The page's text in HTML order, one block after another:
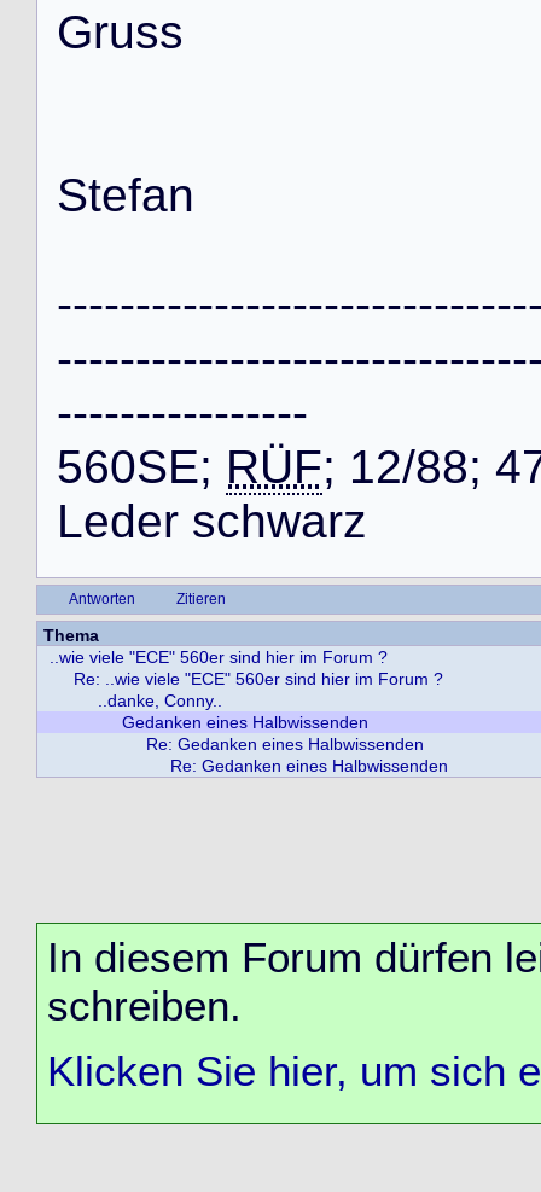
Gruss
Stefan
------------------------------
------------------------------
----------------
560SE; RÜF; 12/88; 4
Leder schwarz
Antworten Zitieren
Thema
..wie viele "ECE" 560er sind hier im Forum ?
Re: ..wie viele "ECE" 560er sind hier im Forum ?
..danke, Conny..
Gedanken eines Halbwissenden
Re: Gedanken eines Halbwissenden
Re: Gedanken eines Halbwissenden
In diesem Forum dürfen
schreiben.
Klicken Sie hier, um sich